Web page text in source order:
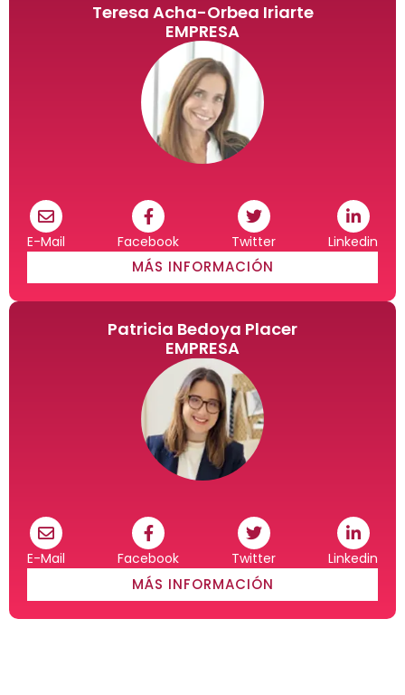
Teresa Acha-Orbea Iriarte
EMPRESA
E-Mail Facebook Twitter Linkedin
MÁS INFORMACIÓN
Patricia Bedoya Placer
EMPRESA
E-Mail Facebook Twitter Linkedin
MÁS INFORMACIÓN